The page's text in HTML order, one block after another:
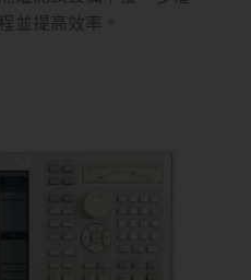
並提高效率。